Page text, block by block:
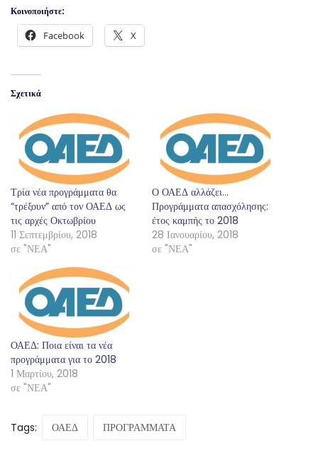
Κοινοποιήστε:
Facebook X
Σχετικά
Τρία νέα προγράμματα θα
“τρέξουν” από τον ΟΑΕΔ ως
τις αρχές Οκτωβρίου
11 Σεπτεμβρίου, 2018
σε "ΝΕΑ"
Ο ΟΑΕΔ αλλάζει…
Προγράμματα απασχόλησης:
έτος καμπής το 2018
28 Ιανουαρίου, 2018
σε "ΝΕΑ"
ΟΑΕΔ: Ποια είναι τα νέα
προγράμματα για το 2018
1 Μαρτίου, 2018
σε "ΝΕΑ"
Tags: ΟΑΕΔ ΠΡΟΓΡΑΜΜΑΤΑ